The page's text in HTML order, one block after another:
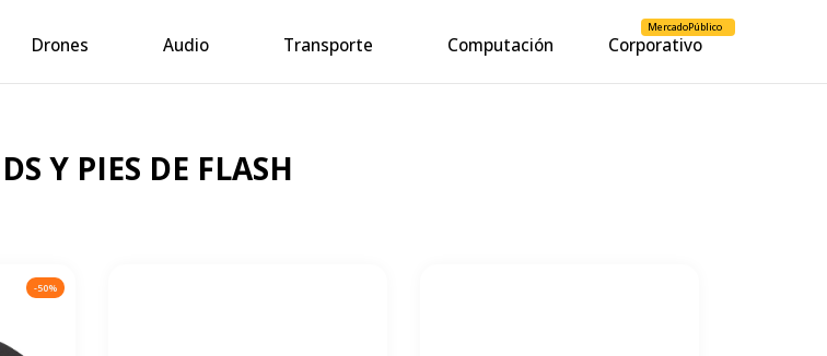
Drones Audio Transporte Computación Corporativo
MercadoPúblico
Y PIES DE FLASH
-50%